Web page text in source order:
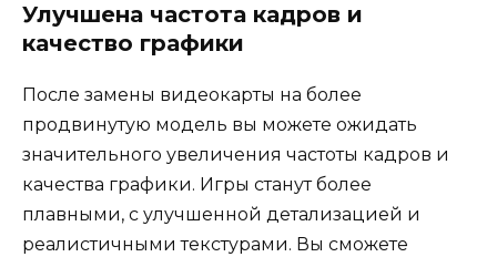
Улучшена частота кадров и
качество графики
После замены видеокарты на более
продвинутую модель вы можете ожидать
значительного увеличения частоты кадров и
качества графики. Игры станут более
плавными, с улучшенной детализацией и
реалистичными текстурами. Вы сможете